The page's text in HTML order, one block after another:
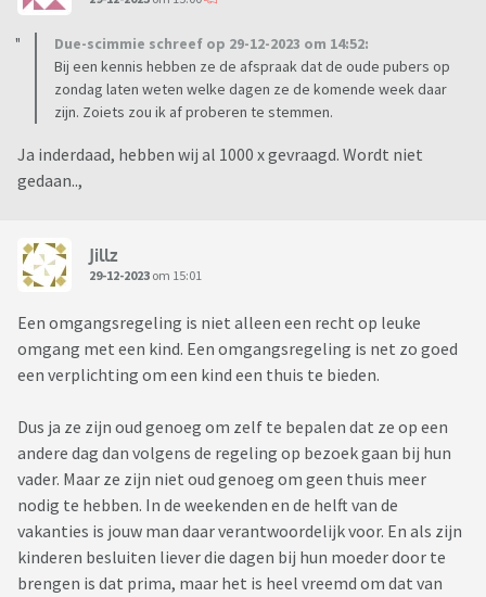
Due-scimmie schreef op 29-12-2023 om 14:52:
Bij een kennis hebben ze de afspraak dat de oude pubers op
zondag laten weten welke dagen ze de komende week daar
zijn. Zoiets zou ik af proberen te stemmen.
Ja inderdaad, hebben wij al 1000 x gevraagd. Wordt niet
gedaan..,
Jillz
29-12-2023 om 15:01
Een omgangsregeling is niet alleen een recht op leuke
omgang met een kind. Een omgangsregeling is net zo goed
een verplichting om een kind een thuis te bieden.
Dus ja ze zijn oud genoeg om zelf te bepalen dat ze op een
andere dag dan volgens de regeling op bezoek gaan bij hun
vader. Maar ze zijn niet oud genoeg om geen thuis meer
nodig te hebben. In de weekenden en de helft van de
vakanties is jouw man daar verantwoordelijk voor. En als zijn
kinderen besluiten liever die dagen bij hun moeder door te
brengen is dat prima, maar het is heel vreemd om dat van